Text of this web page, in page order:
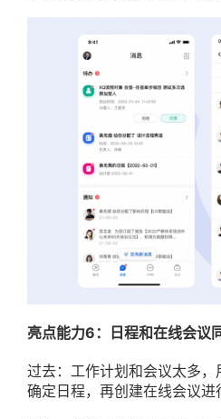
亮点能力6：日程和在线会议
过去：工作计划和会议太多，
确定日程，再创建在线会议进